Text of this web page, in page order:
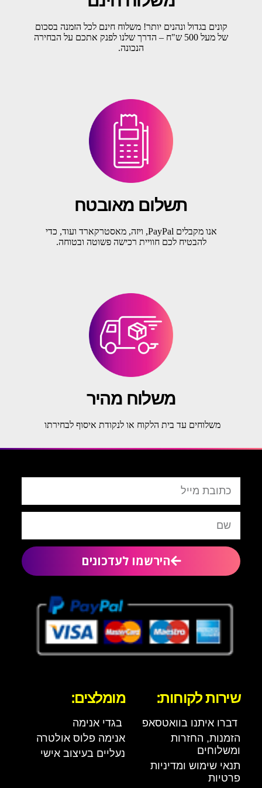
קונים בגדול ונהנים יותר! משלוח חינם לכל הזמנה בסכום
של מעל 500 ש"ח – הדרך שלנו לפנק אתכם על הבחירה
הנכונה.
תשלום מאובטח
אנו מקבלים PayPal, ויזה, מאסטרקארד ועוד, כדי
להבטיח לכם חוויית רכישה פשוטה ובטוחה.
משלוח מהיר
משלוחים עד בית הלקוח או לנקודת איסוף לבחירתו
הירשמו לעדכונים
שירות לקוחות:
דברו איתנו בוואטסאפ
הזמנות, החזרות
ומשלוחים
תנאי שימוש ומדיניות
פרטיות
מומלצים:
בגדי אנימה
אנימה פלוס אולטרה
נעליים בעיצוב אישי